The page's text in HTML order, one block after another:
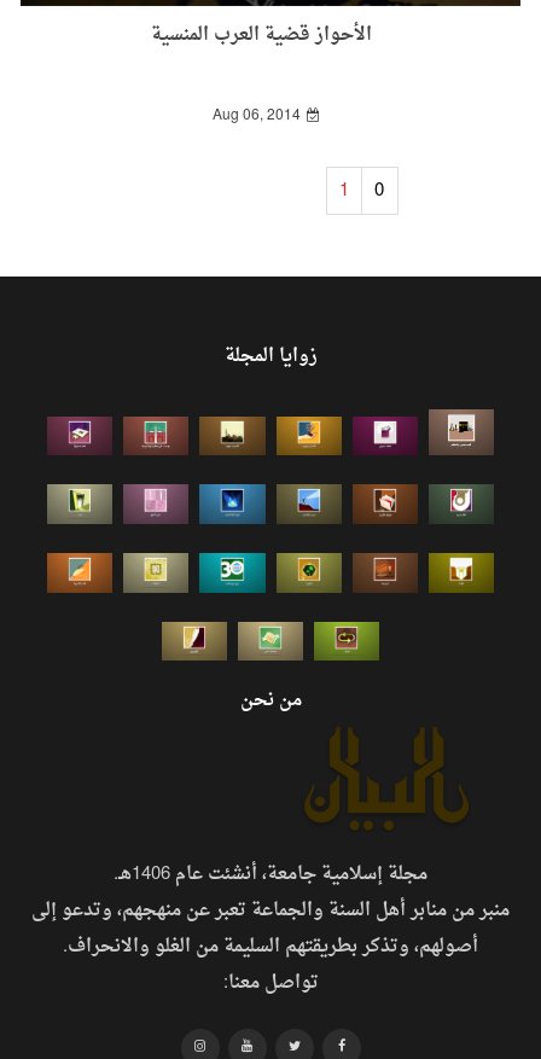
الأحواز قضية العرب المنسية
Aug 06, 2014
0
1
زوايا المجلة
من نحن
مجلة إسلامية جامعة، أنشئت عام 1406هـ.
منبر من منابر أهل السنة والجماعة تعبر عن منهجهم، وتدعو إلى
أصولهم، وتذكر بطريقتهم السليمة من الغلو والانحراف.
تواصل معنا: